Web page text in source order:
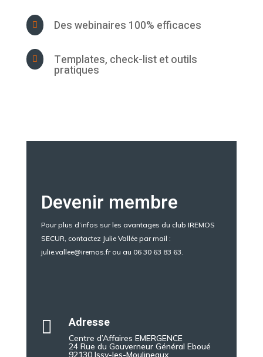
 Des webinaires 100% efficaces
 Templates, check-list et outils
pratiques
Devenir membre
Pour plus d’infos sur les avantages du club IREMOS
SECUR, contactez Julie Vallée par mail :
julie.vallee@iremos.fr ou au 06 30 63 83 63.
 Adresse
Centre d’Affaires EMERGENCE
24 Rue du Gouverneur Général Eboué
92130 Issy-les-Moulineaux